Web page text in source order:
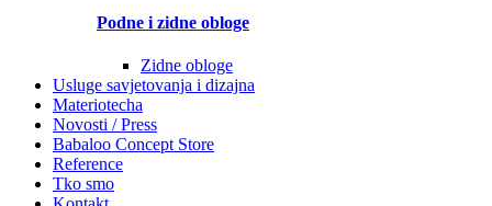
Podne i zidne obloge
Zidne obloge
Usluge savjetovanja i dizajna
Materiotecha
Novosti / Press
Babaloo Concept Store
Reference
Tko smo